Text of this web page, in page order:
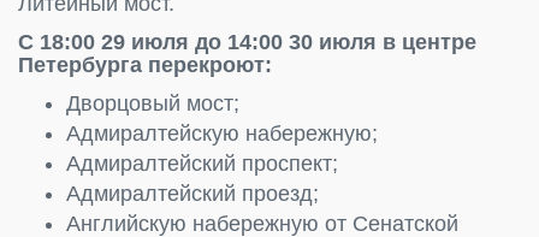
С 18:00 29 июля до 14:00 30 июля в центре
Петербурга перекроют:
Дворцовый мост;
Адмиралтейскую набережную;
Адмиралтейский проспект;
Адмиралтейский проезд;
Английскую набережную от Сенатской